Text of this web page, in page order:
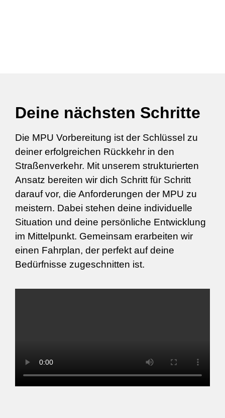
Deine nächsten Schritte
Die MPU Vorbereitung ist der Schlüssel zu
deiner erfolgreichen Rückkehr in den
Straßenverkehr. Mit unserem strukturierten
Ansatz bereiten wir dich Schritt für Schritt
darauf vor, die Anforderungen der MPU zu
meistern. Dabei stehen deine individuelle
Situation und deine persönliche Entwicklung
im Mittelpunkt. Gemeinsam erarbeiten wir
einen Fahrplan, der perfekt auf deine
Bedürfnisse zugeschnitten ist.